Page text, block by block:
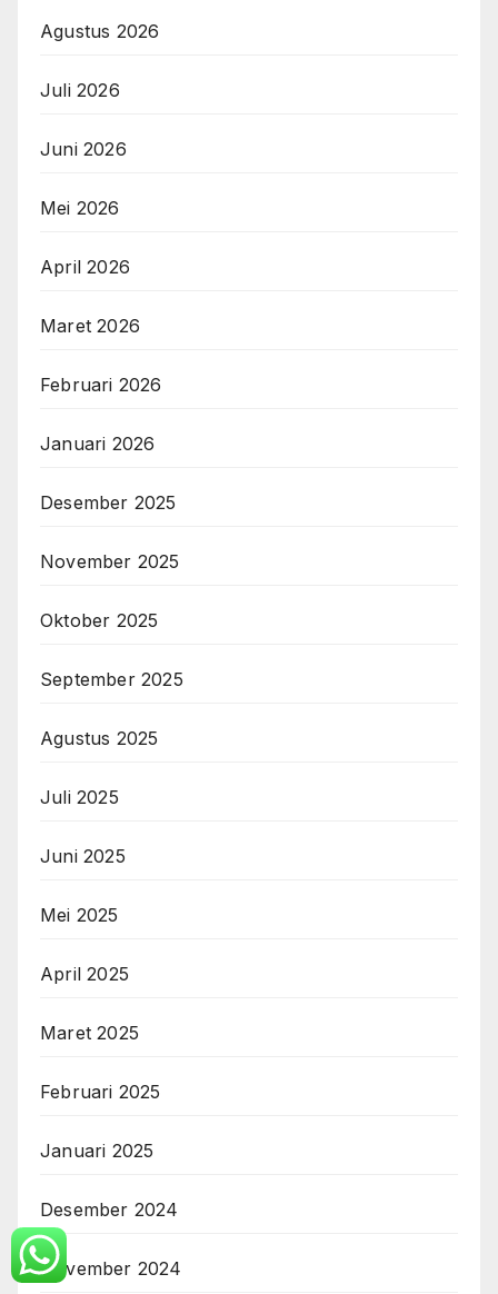
Agustus 2026
Juli 2026
Juni 2026
Mei 2026
April 2026
Maret 2026
Februari 2026
Januari 2026
Desember 2025
November 2025
Oktober 2025
September 2025
Agustus 2025
Juli 2025
Juni 2025
Mei 2025
April 2025
Maret 2025
Februari 2025
Januari 2025
Desember 2024
November 2024